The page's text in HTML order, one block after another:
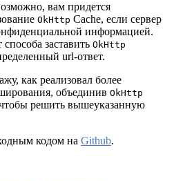
вам придется
OkHttp Cache, если сервер
информацией.
заставить OkHttp
url-ответ.
как реализовал более
объединив OkHttp
решить вышеуказанную
кодом на Github.